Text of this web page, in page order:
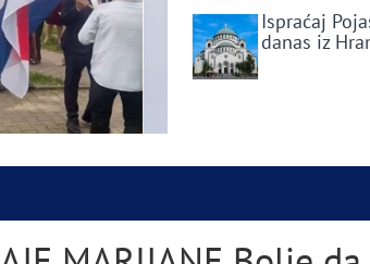
Ispraćaj
danas iz